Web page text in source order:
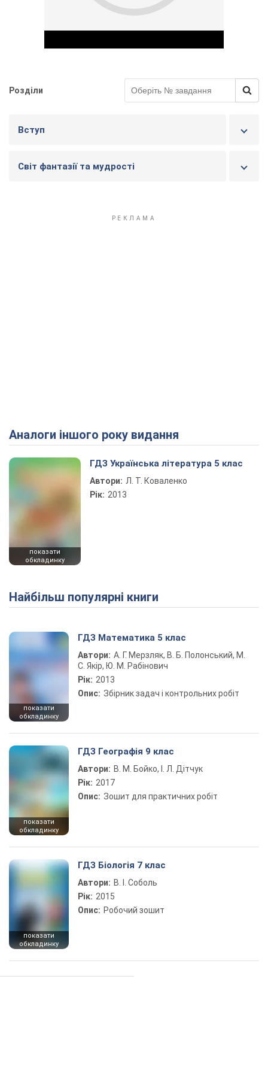
Розділи
Вступ
Світ фантазії та мудрості
Аналоги іншого року видання
показати
обкладинку
ГДЗ Українська література 5 клас
Автори: Л. Т. Коваленко
Рік: 2013
Найбільш популярні книги
показати
обкладинку
ГДЗ Математика 5 клас
Автори: А. Г. Мерзляк, В. Б. Полонський, М.
С. Якір, Ю. М. Рабінович
Рік: 2013
Опис: Збірник задач і контрольних робіт
показати
обкладинку
ГДЗ Географія 9 клас
Автори: В. М. Бойко, І. Л. Дітчук
Рік: 2017
Опис: Зошит для практичних робіт
показати
обкладинку
ГДЗ Біологія 7 клас
Автори: В. І. Соболь
Рік: 2015
Опис: Робочий зошит